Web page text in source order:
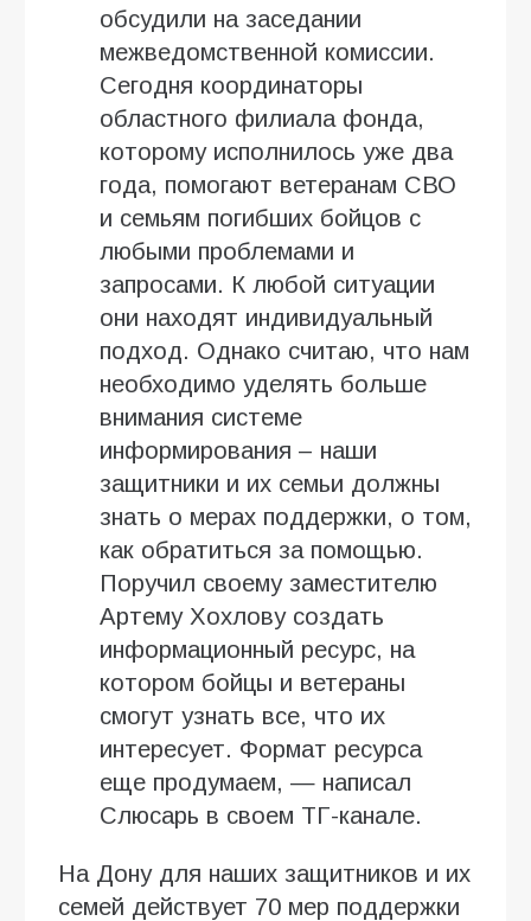
обсудили на заседании
межведомственной комиссии.
Сегодня координаторы
областного филиала фонда,
которому исполнилось уже два
года, помогают ветеранам СВО
и семьям погибших бойцов с
любыми проблемами и
запросами. К любой ситуации
они находят индивидуальный
подход. Однако считаю, что нам
необходимо уделять больше
внимания системе
информирования – наши
защитники и их семьи должны
знать о мерах поддержки, о том,
как обратиться за помощью.
Поручил своему заместителю
Артему Хохлову создать
информационный ресурс, на
котором бойцы и ветераны
смогут узнать все, что их
интересует. Формат ресурса
еще продумаем, — написал
Слюсарь в своем ТГ-канале.
На Дону для наших защитников и их
семей действует 70 мер поддержки